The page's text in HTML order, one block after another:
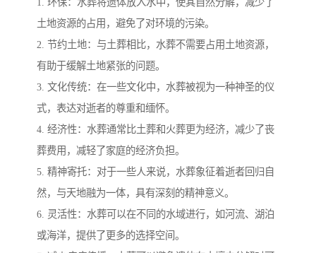
土地资源的占用，避免了对环境的污染。
2. 节约土地：与土葬相比，水葬不需要占用土地资源，
有助于缓解土地紧张的问题。
3. 文化传统：在一些文化中，水葬被视为一种神圣的仪
式，表达对逝者的尊重和缅怀。
4. 经济性：水葬通常比土葬和火葬更为经济，减少了丧
葬费用，减轻了家庭的经济负担。
5. 精神寄托：对于一些人来说，水葬象征着逝者回归自
然，与天地融为一体，具有深刻的精神意义。
6. 灵活性：水葬可以在不同的水域进行，如河流、湖泊
或海洋，提供了更多的选择空间。